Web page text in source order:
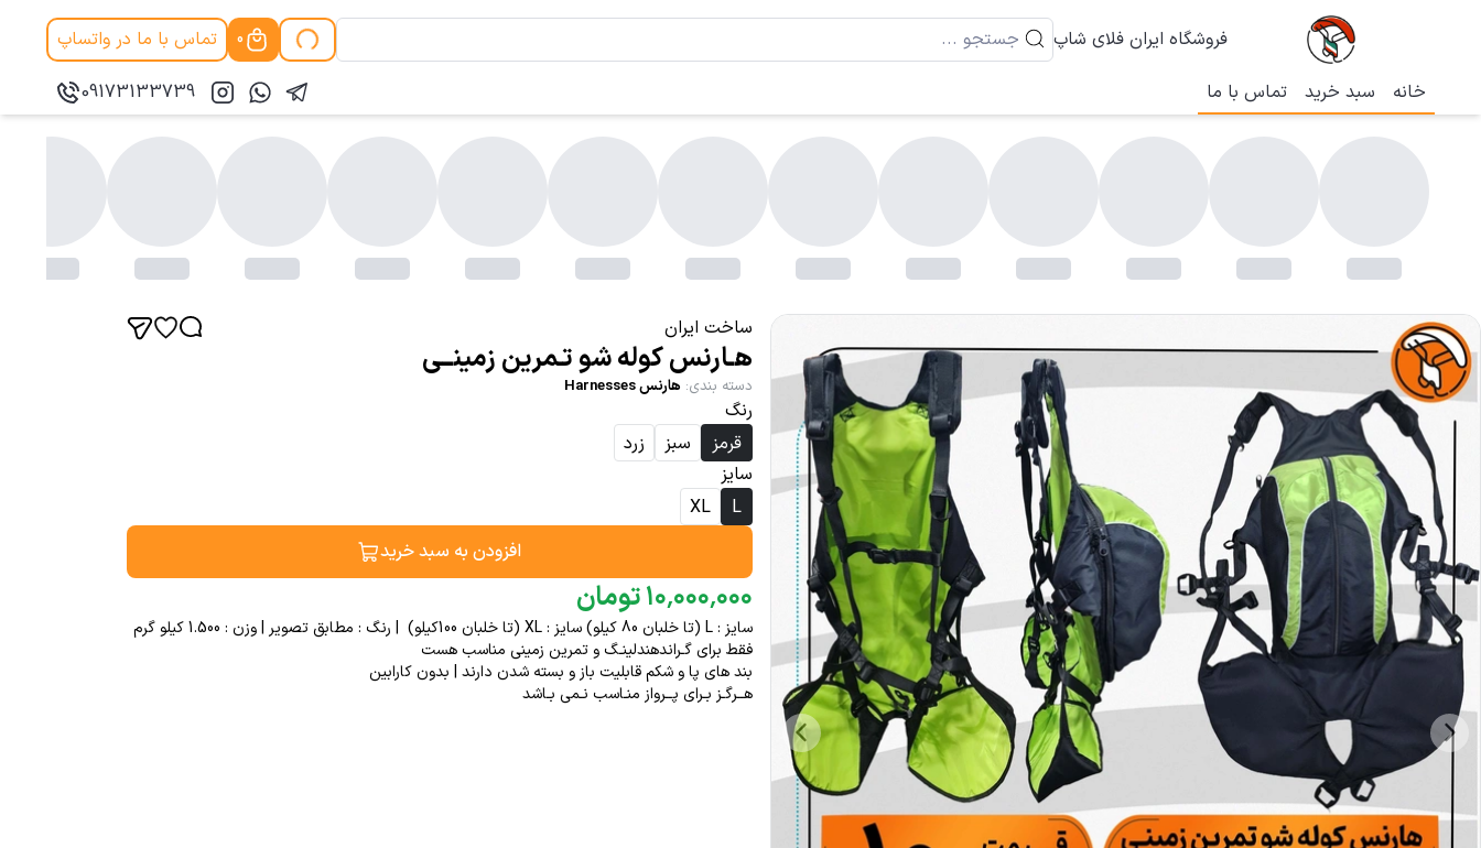
فروشگاه ایران فلای شاپ 0
تماس با ما در واتساپ
خانه
سبد خرید تماس با ما 09173133739
ساخت ایران
هـارنس کوله شو تـمرین زمینــی
دسته بندی: هارنس Harnesses
رنگ
قرمز
سبز
زرد
سایز
L
XL
افزودن به سبد خرید
۱۰٬۰۰۰٬۰۰۰ تومان
سایز : L (تا خلبان 80 کیلو) سایز : XL (تا خلبان 100کیلو) | رنگ : مطابق تصویر | وزن : 1.500 کیلو گرم
فقط برای گـراندهندلینـگ و تمرین زمینی مناسب هست
بند های پا و شکم قابلیت باز و بسته شدن دارند | بدون کارابین
هــرگـز بـرای پــرواز منـاسب نـمی بـاشد